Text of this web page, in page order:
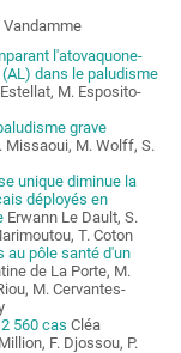
Vandamme
l'atovaquone-
dans le paludisme
M. Esposito-
grave
Missaoui, M. Wolff, S.
unique diminue la
déployés en
Erwann Le Dault, S.
T. Coton
au pôle santé d'un
de La Porte, M.
M. Cervantes-
560 cas Cléa
F. Djossou, P.